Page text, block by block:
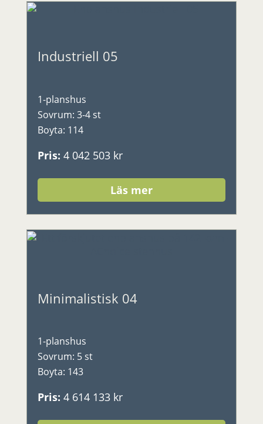
Industriell 05
1-planshus
Sovrum: 3-4 st
Boyta: 114
Pris: 4 042 503 kr
Läs mer
Minimalistisk 04
1-planshus
Sovrum: 5 st
Boyta: 143
Pris: 4 614 133 kr